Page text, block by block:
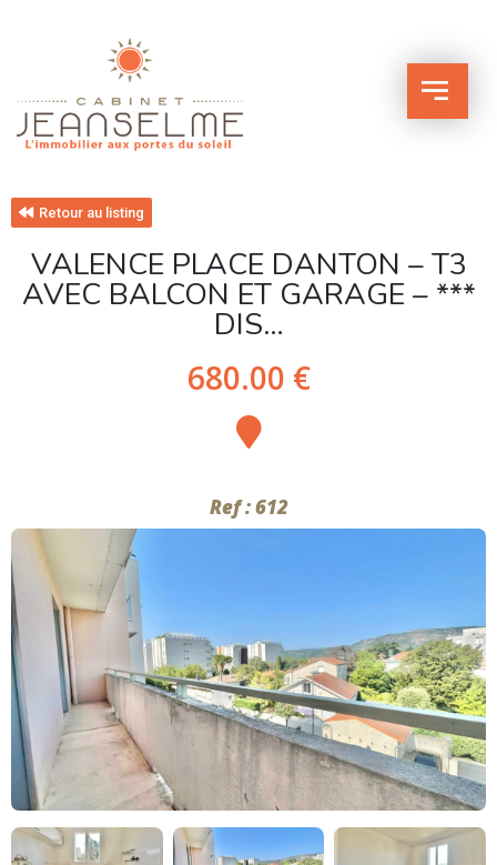
Retour au listing
VALENCE PLACE DANTON – T3
AVEC BALCON ET GARAGE – ***
DIS…
680.00 €
Ref : 612